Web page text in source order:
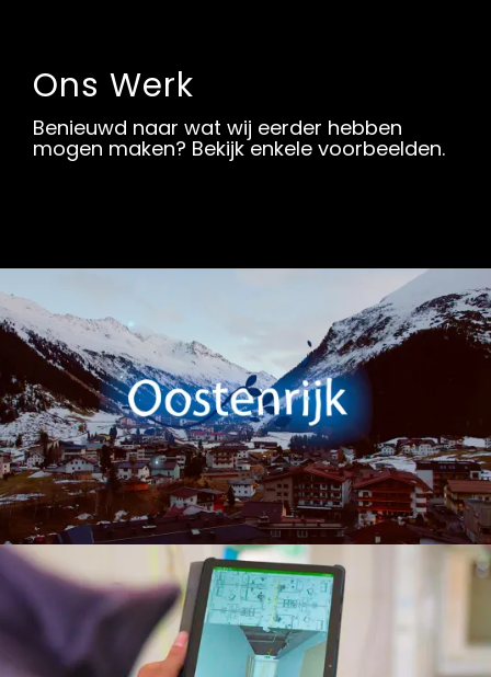
Ons Werk
Benieuwd naar wat wij eerder hebben
mogen maken? Bekijk enkele voorbeelden.